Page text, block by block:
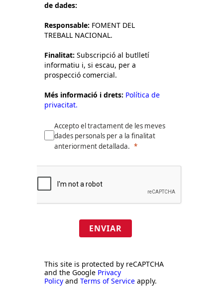
de dades:
Responsable: FOMENT DEL
TREBALL NACIONAL.
Finalitat: Subscripció al butlletí
informatiu i, si escau, per a
prospecció comercial.
Més informació i drets: Política de
privacitat.
Accepto el tractament de les meves
dades personals per a la finalitat
anteriorment detallada.
ENVIAR
This site is protected by reCAPTCHA
and the Google Privacy
Policy and Terms of Service apply.